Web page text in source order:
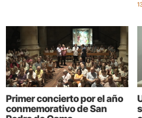
Primer concierto por el año
conmemorativo de San